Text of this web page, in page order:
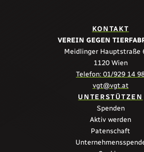
KONTAKT
VEREIN GEGEN
Meidlinger Hauptstraße
1120 Wien
Telefon: 01/929 14
vgt@vgt.at
UNTERSTÜTZEN
Spenden
Aktiv werden
Patenschaft